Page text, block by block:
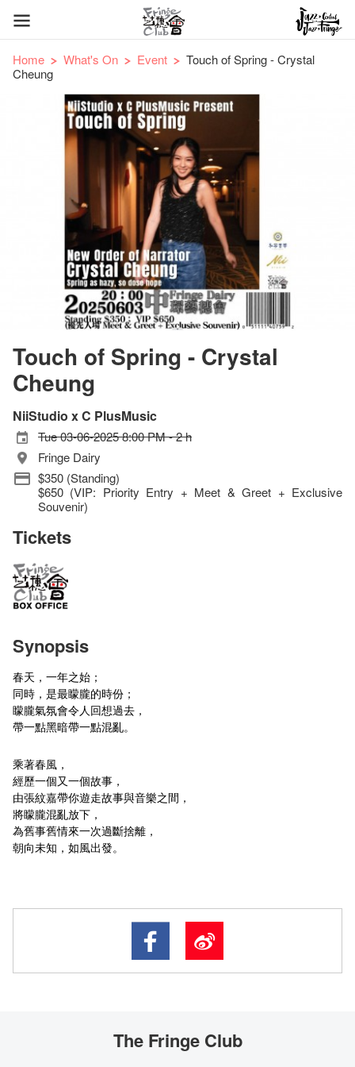
Home What's On Event
Touch of Spring - Crystal
Cheung
Touch of Spring - Crystal
Cheung
NiiStudio x C PlusMusic
Tue 03-06-2025 8:00 PM - 2 h
Fringe Dairy
$350 (Standing)
$650 (VIP: Priority Entry + Meet & Greet + Exclusive
Souvenir)
Tickets
Synopsis
春天，一年之始；
同時，是最矇朧的時份；
矇朧氣氛會令人回想過去，
帶一點黑暗帶一點混亂。
乘著春風，
經歷一個又一個故事，
由張紋嘉帶你遊走故事與音樂之間，
將矇朧混亂放下，
為舊事舊情來一次過斷捨離，
朝向未知，如風出發。
The Fringe Club